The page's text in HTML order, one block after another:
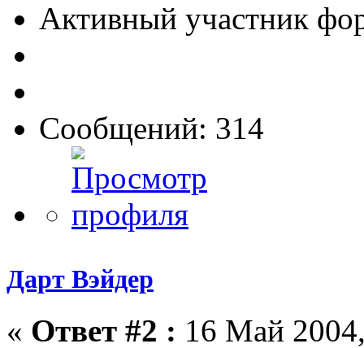
Активный участник
Сообщений: 314
Дарт Вэйдер
« Ответ #2 : 16 Май